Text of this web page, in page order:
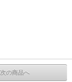
次の商品へ